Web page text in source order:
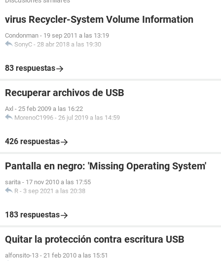
virus Recycler-System Volume Information
Condonman - 19 sep 2011 a las 13:19
SonyC - 28 abr 2018 a las 19:30
83 respuestas
Recuperar archivos de USB
Axl - 25 feb 2009 a las 16:22
MorenoC1996 - 26 jul 2019 a las 14:59
426 respuestas
Pantalla en negro: 'Missing Operating System'
sarita - 17 nov 2010 a las 17:55
R - 3 sep 2021 a las 20:38
183 respuestas
Quitar la protección contra escritura USB
alfonsito-13 - 21 feb 2010 a las 15:51